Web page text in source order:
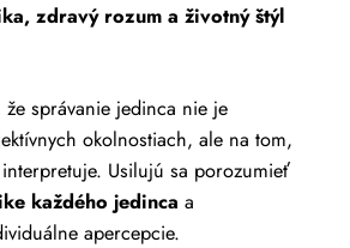
zdravý rozum a životný štýl
správanie jedinca nie je
okolnostiach, ale na tom,
Usilujú sa porozumieť
každého jedinca a
apercepcie.